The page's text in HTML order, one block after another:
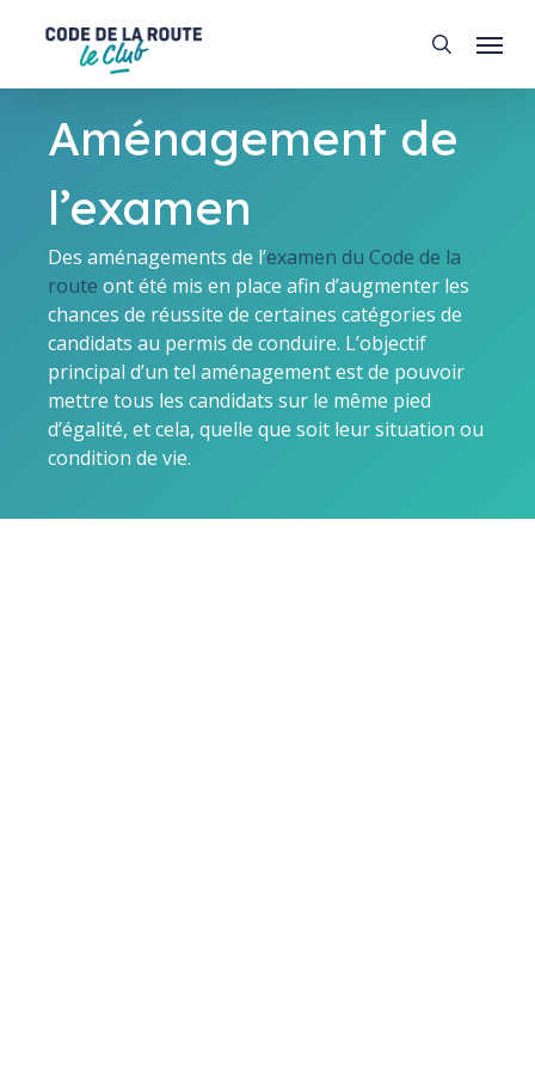
search
Menu
Aménagement de
l’examen
Des aménagements de l’examen du Code de la
route ont été mis en place afin d’augmenter les
chances de réussite de certaines catégories de
candidats au permis de conduire. L’objectif
principal d’un tel aménagement est de pouvoir
mettre tous les candidats sur le même pied
d’égalité, et cela, quelle que soit leur situation ou
condition de vie.